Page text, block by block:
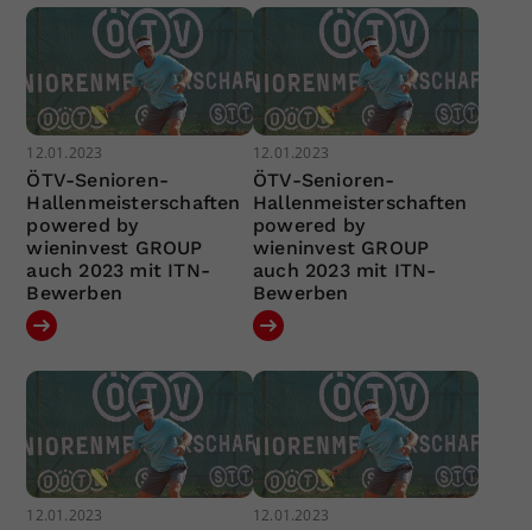
12.01.2023
ÖTV-Senioren-
Hallenmeisterschaften
powered by
wieninvest GROUP
auch 2023 mit ITN-
Bewerben
12.01.2023
ÖTV-Senioren-
Hallenmeisterschaften
powered by
wieninvest GROUP
auch 2023 mit ITN-
Bewerben
12.01.2023 12.01.2023